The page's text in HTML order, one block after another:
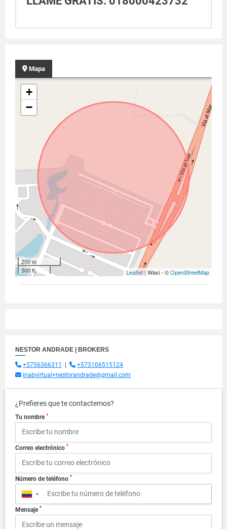
Mapa
+
−
200 m
500 ft
Leaflet| Wasi - ©OpenStreetMap
NESTOR ANDRADE | BROKERS
+5756366311
+573106515124
inabvirtual+nestorandrade@gmail.com
¿Prefieres que te contactemos?
Tu nombre *
Correo electrónico *
Número de teléfono *
▼
Mensaje *